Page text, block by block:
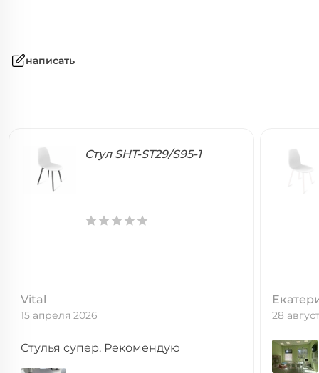
написать
Стул SHT-ST29/S95-1
Vital
15 апреля 2026
Стулья супер. Рекомендую
28